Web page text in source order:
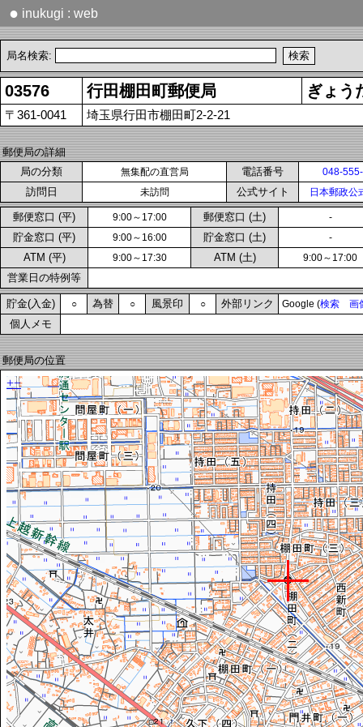
● inukugi : web
局名検索:
03576 行田棚田町郵便局 ぎょう
〒361-0041 埼玉県行田市棚田町2-2-21
郵便局の詳細
局の分類
無集配の直営局 電話番号 048-
訪問日 未訪問 公式サイト 日本郵政公
郵便窓口 (平) 9:00～17:00 郵便窓口 (土) -
貯金窓口 (平) 9:00～16:00 貯金窓口 (土) -
ATM (平) 9:00～17:30 ATM (土) 9:00～17:00
営業日の特例等
貯金(入金) ○ 為替 ○ 風景印 ○ 外部リンク Google (検索 画
個人メモ
郵便局の位置